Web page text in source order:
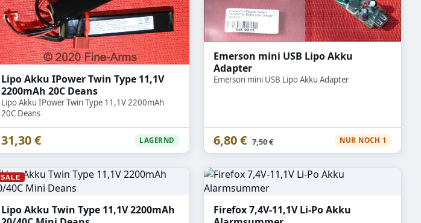
Lipo Akku IPower Twin Type 11,1V
2200mAh 20C Deans
Lipo Akku IPower Twin Type 11,1V 2200mAh
20C Deans
31,30 € LAGERND
Emerson mini USB Lipo Akku
Adapter
Emerson mini USB Lipo Akku Adapter
6,80 € Statt
7,50 € NUR NOCH 1
SALE
Lipo Akku Twin Type 11,1V 2200mAh
Firefox 7,4V-11,1V Li-Po Akku